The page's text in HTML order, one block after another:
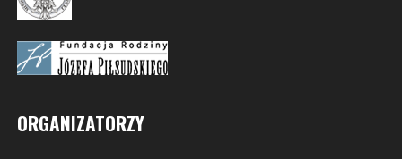
ORGANIZATORZY